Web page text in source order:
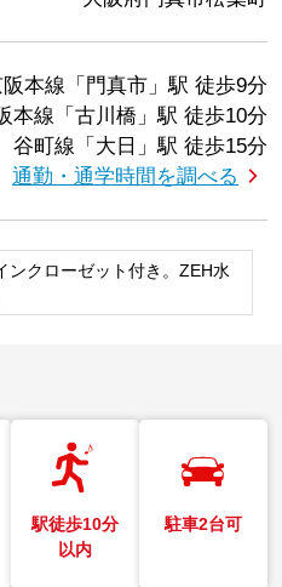
本線「門真市」駅 徒歩9分
本線「古川橋」駅 徒歩10分
谷町線「大日」駅 徒歩15分
通勤・通学時間を調べる
ンクローゼット付き。ZEH水
駅徒歩10分
以内
駐車2台可